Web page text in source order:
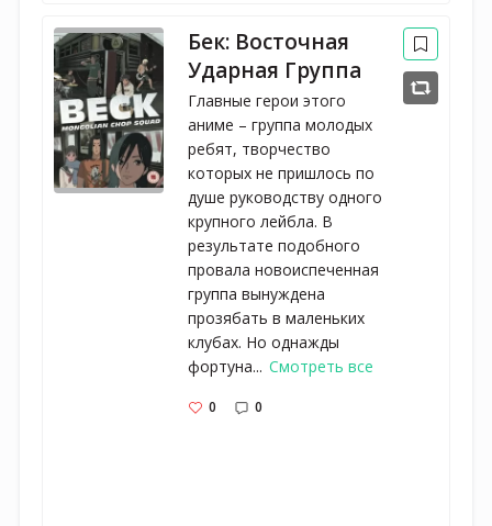
Бек: Восточная
Ударная Группа
Главные герои этого
аниме – группа молодых
ребят, творчество
которых не пришлось по
душе руководству одного
крупного лейбла. В
результате подобного
провала новоиспеченная
группа вынуждена
прозябать в маленьких
клубах. Но однажды
фортуна... Смотреть все
0 0